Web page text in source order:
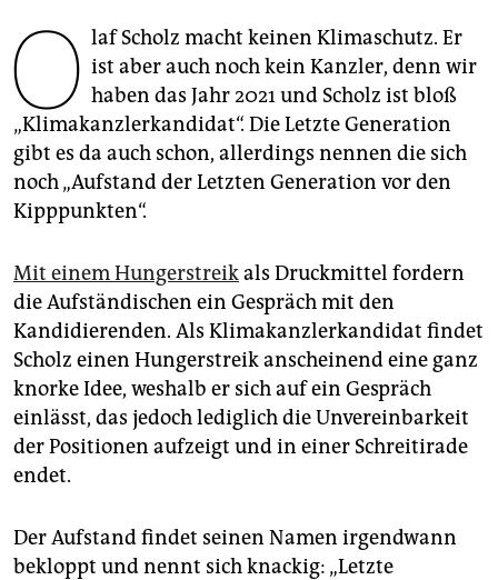
genossenschaft
epaper login
O laf Scholz macht keinen Klimaschutz. Er
ist aber auch noch kein Kanzler, denn wir
haben das Jahr 2021 und Scholz ist bloß
„Klimakanzlerkandidat“. Die Letzte Generation
gibt es da auch schon, allerdings nennen die sich
noch „Aufstand der Letzten Generation vor den
Kipppunkten“.
Mit einem Hungerstreikals Druckmittel fordern
die Aufständischen ein Gespräch mit den
Kandidierenden. Als Klimakanzlerkandidat findet
Scholz einen Hungerstreik anscheinend eine ganz
knorke Idee, weshalb er sich auf ein Gespräch
einlässt, das jedoch lediglich die Unvereinbarkeit
der Positionen aufzeigt und in einer Schreitirade
endet.
Der Aufstand findet seinen Namen irgendwann
bekloppt und nennt sich knackig: „Letzte